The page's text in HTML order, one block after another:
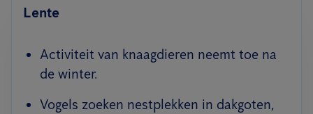
Lente
Activiteit van knaagdieren neemt toe na
de winter.
Vogels zoeken nestplekken in dakgoten,